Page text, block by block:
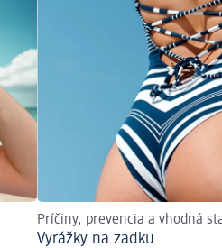
Príčiny, prevencia a vhodná
Vyrážky na zadku